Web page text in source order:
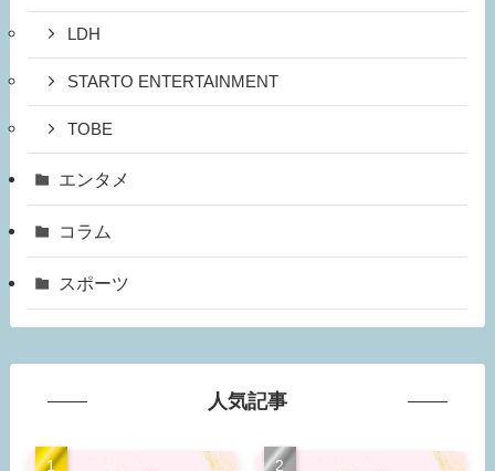
LDH
STARTO ENTERTAINMENT
TOBE
エンタメ
コラム
スポーツ
人気記事